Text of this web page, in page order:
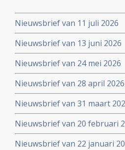
Nieuwsbrief van 11 juli 2026
Nieuwsbrief van 13 juni 2026
Nieuwsbrief van 24 mei 2026
Nieuwsbrief van 28 april 2026
Nieuwsbrief van 31 maart
Nieuwsbrief van 20 februari
Nieuwsbrief van 22 januari